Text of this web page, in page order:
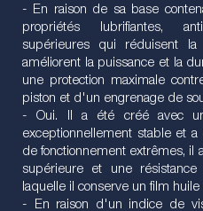
- En raison de sa base
propriétés lubrifiantes,
supérieures qui réduisent la
améliorent la puissance et la
une protection maximale
piston et d'un engrenage de
- Oui. Il a été créé avec
exceptionnellement stable et
de fonctionnement extrêmes, il
supérieure et une
laquelle il conserve un film
- En raison d'un indice de